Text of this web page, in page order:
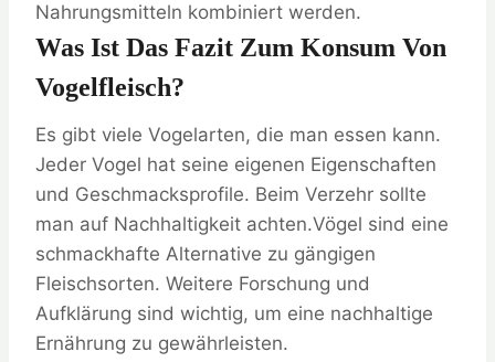
Nahrungsmitteln kombiniert werden.
Was Ist Das Fazit Zum Konsum Von
Vogelfleisch?
Es gibt viele Vogelarten, die man essen kann.
Jeder Vogel hat seine eigenen Eigenschaften
und Geschmacksprofile. Beim Verzehr sollte
man auf Nachhaltigkeit achten.Vögel sind eine
schmackhafte Alternative zu gängigen
Fleischsorten. Weitere Forschung und
Aufklärung sind wichtig, um eine nachhaltige
Ernährung zu gewährleisten.